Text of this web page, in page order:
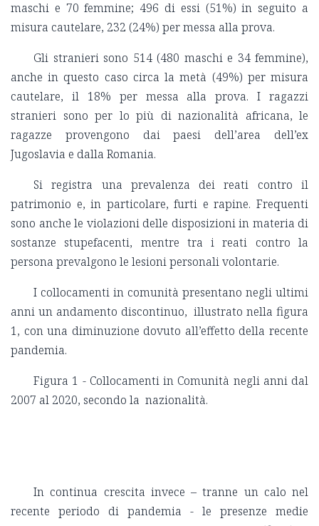
maschi e 70 femmine; 496 di essi (51%) in seguito a
misura cautelare, 232 (24%) per messa alla prova.
Gli stranieri sono 514 (480 maschi e 34 femmine),
anche in questo caso circa la metà (49%) per misura
cautelare, il 18% per messa alla prova. I ragazzi
stranieri sono per lo più di nazionalità africana, le
ragazze provengono dai paesi dell’area dell’ex
Jugoslavia e dalla Romania.
Si registra una prevalenza dei reati contro il
patrimonio e, in particolare, furti e rapine. Frequenti
sono anche le violazioni delle disposizioni in materia di
sostanze stupefacenti, mentre tra i reati contro la
persona prevalgono le lesioni personali volontarie.
I collocamenti in comunità presentano negli ultimi
anni un andamento discontinuo, illustrato nella figura
1, con una diminuzione dovuto all’effetto della recente
pandemia.
Figura 1 - Collocamenti in Comunità negli anni dal
2007 al 2020, secondo la nazionalità.
In continua crescita invece – tranne un calo nel
recente periodo di pandemia - le presenze medie